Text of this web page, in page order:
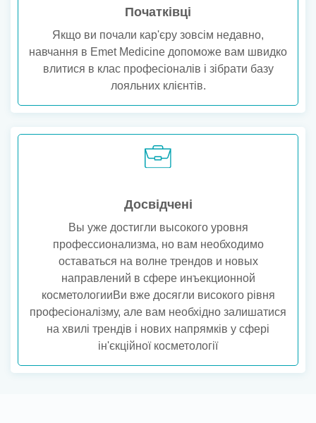
Початківці
Якщо ви почали кар'єру зовсім недавно,
навчання в Emet Medicine допоможе вам швидко
влитися в клас професіоналів і зібрати базу
лояльних клієнтів.
Досвідчені
Вы уже достигли высокого уровня
профессионализма, но вам необходимо
оставаться на волне трендов и новых
направлений в сфере инъекционной
косметологииВи вже досягли високого рівня
професіоналізму, але вам необхідно залишатися
на хвилі трендів і нових напрямків у сфері
ін'єкційної косметології